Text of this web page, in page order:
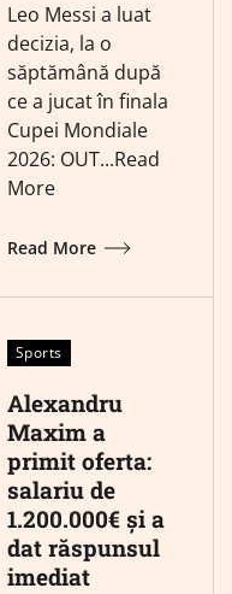
Leo Messi a luat
decizia, la o
săptămână după
ce a jucat în finala
Cupei Mondiale
2026: OUT...Read
More
Read More
Sports
Alexandru
Maxim a
primit oferta:
salariu de
1.200.000€ și a
dat răspunsul
imediat